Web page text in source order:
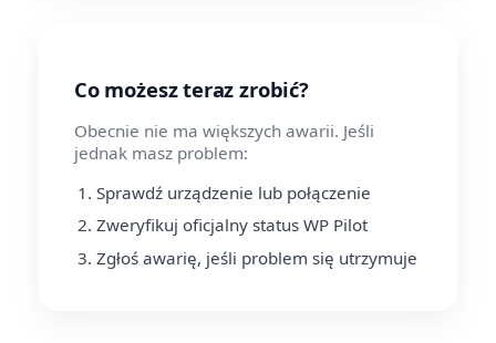
Co możesz teraz zrobić?
Obecnie nie ma większych awarii. Jeśli
jednak masz problem:
Sprawdź urządzenie lub połączenie
Zweryfikuj oficjalny status WP Pilot
Zgłoś awarię, jeśli problem się utrzymuje